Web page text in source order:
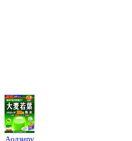
Аодзиру